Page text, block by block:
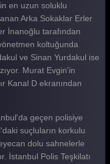
en uzun soluklu
Arka Sokaklar Erler
İnanoğlu tarafından
koltuğunda
ve Sinan Yurdakul ise
Murat Evgin'in
Kanal D ekranından
geçen polisiye
suçluların korkulu
dolu sahnelerle
İstanbul Polis Teşkilatı